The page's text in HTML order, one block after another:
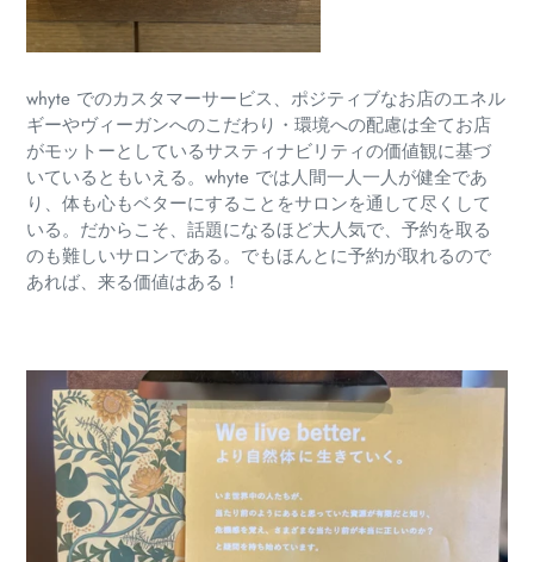
whyte でのカスタマーサービス、ポジティブなお店のエネル
ギーやヴィーガンへのこだわり・環境への配慮は全てお店
がモットーとしているサスティナビリティの価値観に基づ
いているともいえる。whyte では人間一人一人が健全であ
り、体も心もベターにすることをサロンを通して尽くして
いる。だからこそ、話題になるほど大人気で、予約を取る
のも難しいサロンである。でもほんとに予約が取れるので
あれば、来る価値はある！